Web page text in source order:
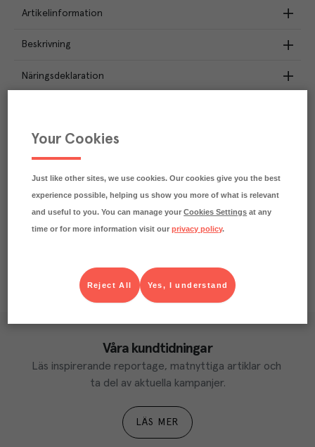
Artikelinformation
Beskrivning
Näringsdeklaration
Varje kilo av varan påverkar klimatet motsvarande
utsläppen av 4.6 kg koldioxid.
Våra kundtidningar
Läs inspirerande reportage, matnyttiga artiklar och
ta del av aktuella kampanjer.
LÄS MER
Your Cookies
Just like other sites, we use cookies. Our cookies give you the best
experience possible, helping us show you more of what is relevant
and useful to you. You can manage yourCookies Settings at any
time or for more information visit ourprivacy policy.
Yes, I understand
Reject All